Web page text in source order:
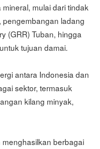
mulai dari tindak
pengembangan ladang
(GRR) Tuban, hingga
tujuan damai.
antara Indonesia dan
sektor, termasuk
kilang minyak,
menghasilkan berbagai